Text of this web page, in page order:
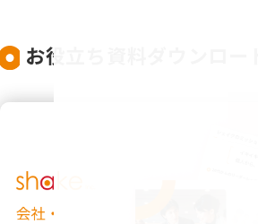
お役立ち資料ダウンロード